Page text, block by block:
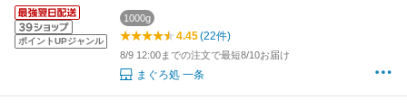
ポイントUPジャンル
1000g
4.45(22件)
8/9 12:00までの注文で最短8/10お届け
まぐろ処 一条